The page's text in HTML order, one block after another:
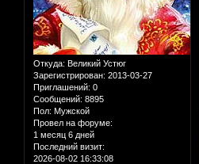
Откуда: Великий Устюг
Зарегистрирован: 2013-03-27
Приглашений: 0
Сообщений: 8895
Пол: Мужской
Провел на форуме:
1 месяц 6 дней
Последний визит:
2026-08-02 16:33:08